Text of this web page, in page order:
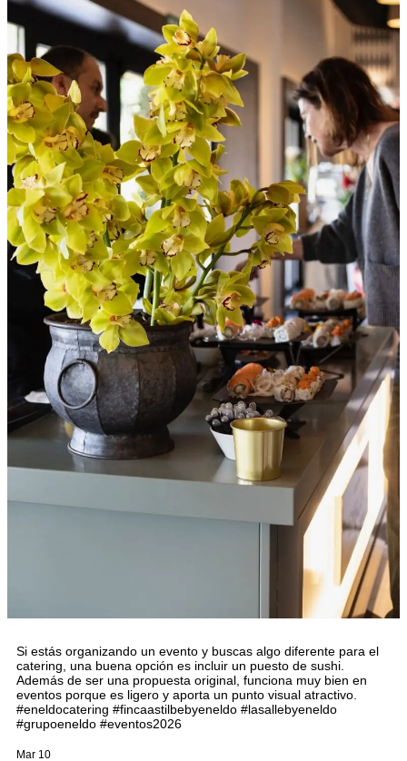
Si estás organizando un evento y buscas algo diferente para el
catering, una buena opción es incluir un puesto de sushi.
Además de ser una propuesta original, funciona muy bien en
eventos porque es ligero y aporta un punto visual atractivo.
#eneldocatering #fincaastilbebyeneldo #lasallebyeneldo
#grupoeneldo #eventos2026
Mar 10